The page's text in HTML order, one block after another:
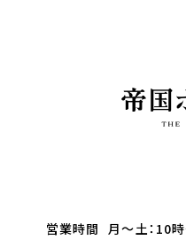
営業時間
月～土：10